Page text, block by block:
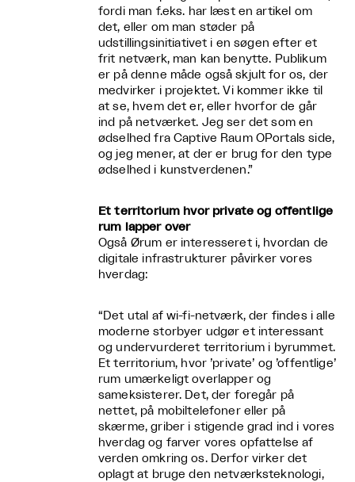
fordi man f.eks. har læst en artikel om
det, eller om man støder på
udstillingsinitiativet i en søgen efter et
frit netværk, man kan benytte. Publikum
er på denne måde også skjult for os, der
medvirker i projektet. Vi kommer ikke til
at se, hvem det er, eller hvorfor de går
ind på netværket. Jeg ser det som en
ødselhed fra Captive Raum OPortals side,
og jeg mener, at der er brug for den type
ødselhed i kunstverdenen.”
Et territorium hvor private og offentlige
rum lapper over
Også Ørum er interesseret i, hvordan de
digitale infrastrukturer påvirker vores
hverdag:
“Det utal af wi-fi-netværk, der findes i alle
moderne storbyer udgør et interessant
og undervurderet territorium i byrummet.
Et territorium, hvor ’private’ og ’offentlige’
rum umærkeligt overlapper og
sameksisterer. Det, der foregår på
nettet, på mobiltelefoner eller på
skærme, griber i stigende grad ind i vores
hverdag og farver vores opfattelse af
verden omkring os. Derfor virker det
oplagt at bruge den netværksteknologi,